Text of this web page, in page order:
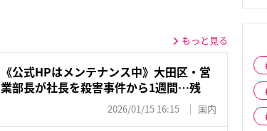
もっと見る
《公式HPはメンテナンス中》大田区・営
業部長が社長を殺害事件から1週間…残
2026/01/15 16:15 国内